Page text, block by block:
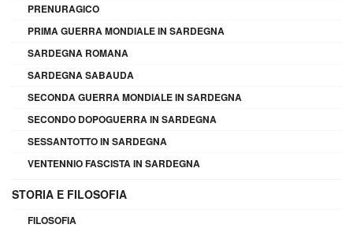
PRENURAGICO
PRIMA GUERRA MONDIALE IN SARDEGNA
SARDEGNA ROMANA
SARDEGNA SABAUDA
SECONDA GUERRA MONDIALE IN SARDEGNA
SECONDO DOPOGUERRA IN SARDEGNA
SESSANTOTTO IN SARDEGNA
VENTENNIO FASCISTA IN SARDEGNA
STORIA E FILOSOFIA
FILOSOFIA